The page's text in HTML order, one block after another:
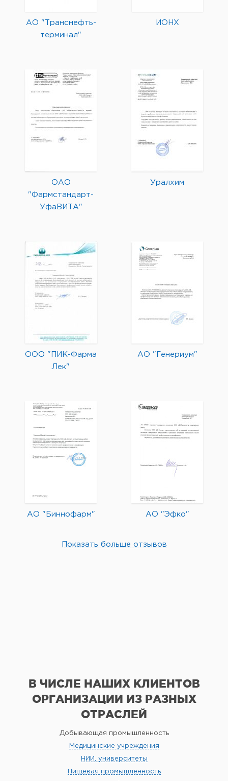
АО "Транснефть-
терминал"
ИОНХ
ОАО
"Фармстандарт-
УфаВИТА"
Уралхим
ООО "ПИК-Фарма
Лек"
АО "Генериум"
АО "Биннофарм" АО "Эфко"
Показать больше отзывов
В ЧИСЛЕ НАШИХ КЛИЕНТОВ
ОРГАНИЗАЦИИ ИЗ РАЗНЫХ
ОТРАСЛЕЙ
Добывающая промышленность
Медицинские учреждения
НИИ, университеты
Пищевая промышленность